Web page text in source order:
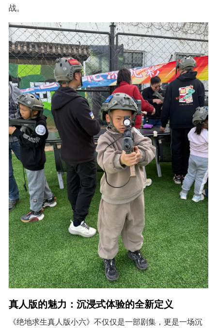
战。
真人版的魅力：沉浸式体验的全新定义
《绝地求生真人版小六》不仅仅是一部剧集，更是一场沉